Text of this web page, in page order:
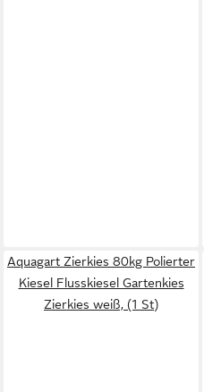
Aquagart Zierkies 80kg Polierter
Kiesel Flusskiesel Gartenkies
Zierkies weiß, (1 St)